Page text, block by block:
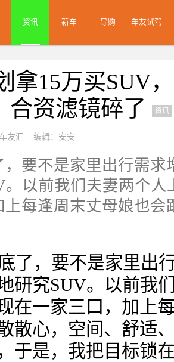
资讯 新车 导购 车友试驾
拿15万买SUV
合资滤镜碎了
资讯
友汇 编辑：安安
，要不是家里出行需
。以前我们夫妻两个
上每逢周末丈母娘也
了，要不是家里出
研究SUV。以前我
在一家三口，加上
散心，空间、舒适
于是，我把目标锁